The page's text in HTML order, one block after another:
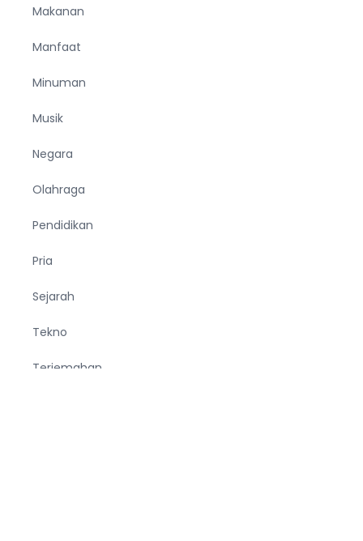
Makanan
Manfaat
Minuman
Musik
Negara
Olahraga
Pendidikan
Pria
Sejarah
Tekno
Terjemahan